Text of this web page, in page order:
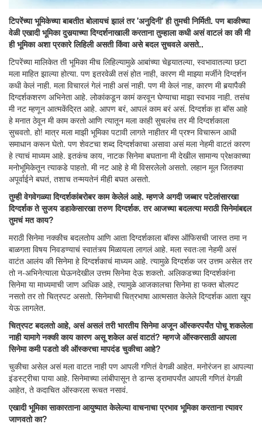
टिपरेंच्या भूमिकेच्या बाबतीत बोलायचं झालं तर 'अनुदिनी' ही तुमची निर्मिती. पण बाकीच्या
वेळी एखादी भूमिका दुसर्‍याच्या दिग्दर्शनाखाली करताना तुम्हाला कधी असं वाटलं का की मी
ही भूमिका अशा प्रकारे लिहिली असती किंवा असे बदल सुचवले असते..
टिपरेंच्या मालिकेत ती भूमिका मीच लिहिल्यामुळे आबांच्या चेहर्‍यातल्या, स्वभावातल्या छटा
मला माहित झाल्या होत्या. पण इतरवेळी तसं होत नाही, कारण मी माझ्या मर्जीने दिग्दर्शन
कधी केलं नाही. मला विचारलं गेलं नाही असं नाही. पण मी केलं नाह, कारण मी बर्‍यापैकी
दिग्दर्शकशरण अभिनेता आहे. लोकांकडून कामं करवून घेण्याचा माझा स्वभाव नाही. तसंच
मी नट म्हणून आत्मकेंद्रित आहे. आपण बरं, आपलं काम बरं असं. दिग्दर्शक हा बॉस आहे
हे मनात ठेवून मी काम करतो आणि त्यातून मला काही सुचलंच तर मी दिग्दर्शकाला
सुचवतो. हो! मात्र मला माझी भूमिका पटावी लागते नाहीतर मी प्रश्न विचारून आधी
समाधान करून घेतो. पण शेवटचा शब्द दिग्दर्शकाचा असावा असं मला नेहमी वाटतं कारण
हे त्याचं माध्यम आहे. इतकंच काय, नाटक सिनेमा बघताना मी देखील सामान्य प्रेक्षकाच्या
मनोभूमिकेतून त्याकडे पाहतो. मी नट आहे हे मी विसरलेलो असतो. लहान मूल जितक्या
अपूर्वाईने बघतं, तशाच तन्मयतेनं मीही बघत असतो.
तुम्ही वेगवेगळ्या दिग्दर्शकांबरोबर काम केलेलं आहे. म्हणजे अगदी जब्बार पटेलांसारखा
दिग्दर्शक ते सुजय डहाकेसारखा तरुण दिग्दर्शक. तर आजच्या बदलत्या मराठी सिनेमांबद्दल
तुमचं मत काय?
मराठी सिनेमा नक्कीच बदलतोय आणि आता दिग्दर्शकाला बॉक्स ऑफिसची जास्त तमा न
बाळगता विषय निवडण्याचं स्वातंत्र्य मिळायला लागलं आहे. मला स्वतःला नेहमी असं
वाटंत आलंय की सिनेमा हे दिग्दर्शकाचं माध्यम आहे. त्यामुळे दिग्दर्शक जर उत्तम असेल तर
तो न-अभिनेत्याला घेऊनदेखील उत्तम सिनेमा देऊ शकतो. अलिकडच्या दिग्दर्शकांना
सिनेमा या माध्यमाची जाण अधिक आहे, त्यामुळे आजकालचा सिनेमा हा फक्त बोलपट
नसतो तर तो चित्रपट असतो. सिनेमाची चित्रभाषा आत्मसात केलेले दिग्दर्शक आता खूप
येऊ लागलेत.
चित्रपट बदलतो आहे, असं असलं तरी भारतीय सिनेमा अजून ऑस्करपर्यंत पोचू शकलेला
नाही यामागे नक्की काय कारण असू शकेल असं वाटतं? म्हणजे ऑस्करसाठी आपला
सिनेमा कमी पडतो की ऑस्करचा मापदंड चुकीचा आहे?
चुकीचा असेल असं मला वाटत नाही पण आपली गणितं वेगळी आहेत. मनोरंजन हा आपल्या
इंडस्ट्रीचा पाया आहे. सिनेमाच्या लांबीपासून ते डान्स ड्रामापर्यंत आपली गणितं वेगळी
आहेत, ते कदाचित ऑस्करला रूचत नसावं.
एखादी भूमिका साकारताना आयुष्यात केलेल्या वाचनाचा प्रभाव भूमिका करताना त्यावर
जाणवतो का?